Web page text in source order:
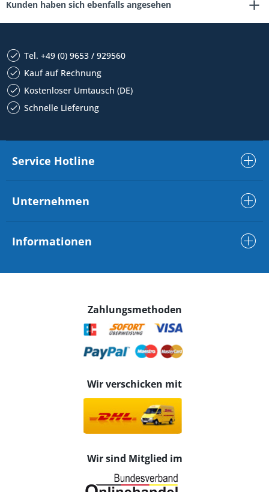
Kunden haben sich ebenfalls angesehen
Tel. +49 (0) 9653 / 929560
Kauf auf Rechnung
Kostenloser Umtausch (DE)
Schnelle Lieferung
Service Hotline
Unternehmen
Informationen
Zahlungsmethoden
Wir verschicken mit
Wir sind Mitglied im